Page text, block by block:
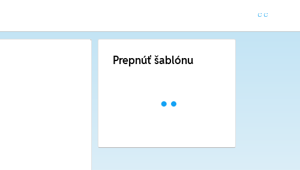
Prepnúť šablónu